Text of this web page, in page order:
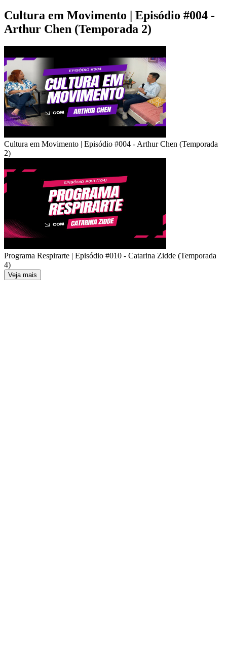
Cultura em Movimento | Episódio #004 -
Arthur Chen (Temporada 2)
Cultura em Movimento | Episódio #004 - Arthur Chen (Temporada
2)
Programa Respirarte | Episódio #010 - Catarina Zidde (Temporada
4)
Veja mais